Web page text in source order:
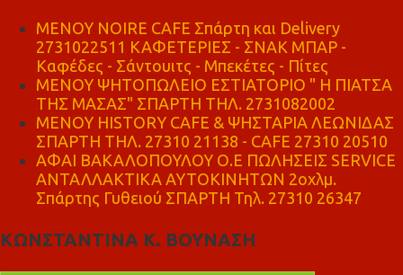
MENOY NOIRE CAFE Σπάρτη και Delivery
2731022511 ΚΑΦΕΤΕΡΙΕΣ - ΣΝΑΚ ΜΠΑΡ -
Καφέδες - Σάντουιτς - Μπεκέτες - Πίτες
ΜΕΝΟΥ ΨΗΤΟΠΩΛΕΙΟ ΕΣΤΙΑΤΟΡΙΟ " Η ΠΙΑΤΣΑ
ΤΗΣ ΜΑΣΑΣ" ΣΠΑΡΤΗ ΤΗΛ. 2731082002
ΜΕΝΟΥ HISTORY CAFE & ΨΗΣΤΑΡΙΑ ΛΕΩΝΙΔΑΣ
ΣΠΑΡΤΗ ΤΗΛ. 27310 21138 - CAFE 27310 20510
ΑΦΑΙ ΒΑΚΑΛΟΠΟΥΛΟΥ Ο.Ε ΠΩΛΗΣΕΙΣ SERVICE
ΑΝΤΑΛΛΑΚΤΙΚΑ ΑΥΤΟΚΙΝΗΤΩΝ 2οχλμ.
Σπάρτης Γυθειού ΣΠΑΡΤΗ Τηλ. 27310 26347
ΚΩΝΣΤΑΝΤΙΝΑ Κ. ΒΟΥΝΑΣΗ